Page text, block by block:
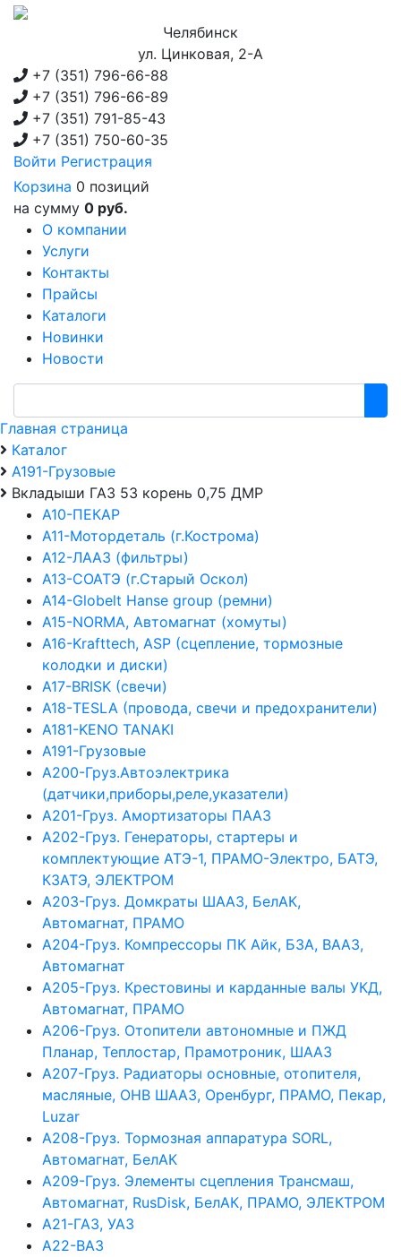
Челябинск
ул. Цинковая, 2-А
+7 (351) 796-66-88
+7 (351) 796-66-89
+7 (351) 791-85-43
+7 (351) 750-60-35
Войти Регистрация
Корзина 0 позиций
на сумму 0 руб.
О компании
Услуги
Контакты
Прайсы
Каталоги
Новинки
Новости
Главная страница
Каталог
А191-Грузовые
Вкладыши ГАЗ 53 корень 0,75 ДМР
А10-ПЕКАР
А11-Мотордеталь (г.Кострома)
А12-ЛААЗ (фильтры)
А13-СОАТЭ (г.Старый Оскол)
А14-Globelt Hanse group (ремни)
А15-NORMA, Автомагнат (хомуты)
А16-Krafttech, ASP (сцепление, тормозные
колодки и диски)
А17-BRISK (свечи)
А18-TESLA (провода, свечи и предохранители)
А181-KENO TANAKI
А191-Грузовые
А200-Груз.Автоэлектрика
(датчики,приборы,реле,указатели)
А201-Груз. Амортизаторы ПААЗ
А202-Груз. Генераторы, стартеры и
комплектующие АТЭ-1, ПРАМО-Электро, БАТЭ,
КЗАТЭ, ЭЛЕКТРОМ
А203-Груз. Домкраты ШААЗ, БелАК,
Автомагнат, ПРАМО
А204-Груз. Компрессоры ПК Айк, БЗА, ВААЗ,
Автомагнат
А205-Груз. Крестовины и карданные валы УКД,
Автомагнат, ПРАМО
А206-Груз. Отопители автономные и ПЖД
Планар, Теплостар, Прамотроник, ШААЗ
А207-Груз. Радиаторы основные, отопителя,
масляные, ОНВ ШААЗ, Оренбург, ПРАМО, Пекар,
Luzar
А208-Груз. Тормозная аппаратура SORL,
Автомагнат, БелАК
А209-Груз. Элементы сцепления Трансмаш,
Автомагнат, RusDisk, БелАК, ПРАМО, ЭЛЕКТРОМ
А21-ГАЗ, УАЗ
А22-ВАЗ